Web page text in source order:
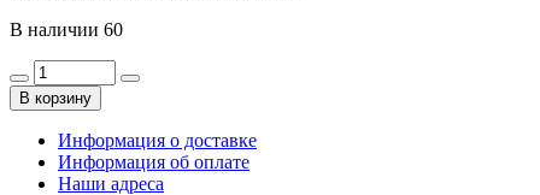
В наличии 60
В корзину
Информация о доставке
Информация об оплате
Наши адреса